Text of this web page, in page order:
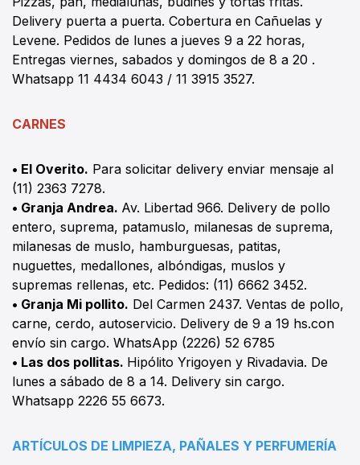
Delivery puerta a puerta. Cobertura en Cañuelas y
Levene. Pedidos de lunes a jueves 9 a 22 horas,
Entregas viernes, sabados y domingos de 8 a 20 .
Whatsapp 11 4434 6043 / 11 3915 3527.
CARNES
• El Overito. Para solicitar delivery enviar mensaje al
(11) 2363 7278.
• Granja Andrea. Av. Libertad 966. Delivery de pollo
entero, suprema, patamuslo, milanesas de suprema,
milanesas de muslo, hamburguesas, patitas,
nuguettes, medallones, albóndigas, muslos y
supremas rellenas, etc. Pedidos: (11) 6662 3452.
• Granja Mi pollito. Del Carmen 2437. Ventas de pollo,
carne, cerdo, autoservicio. Delivery de 9 a 19 hs.con
envío sin cargo. WhatsApp (2226) 52 6785
• Las dos pollitas. Hipólito Yrigoyen y Rivadavia. De
lunes a sábado de 8 a 14. Delivery sin cargo.
Whatsapp 2226 55 6673.
ARTÍCULOS DE LIMPIEZA, PAÑALES Y PERFUMERÍA